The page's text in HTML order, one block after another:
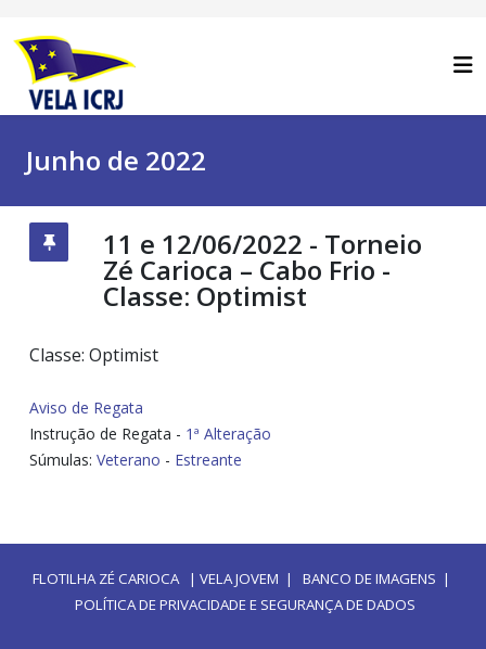
Junho de 2022
11 e 12/06/2022 - Torneio
Zé Carioca – Cabo Frio -
Classe: Optimist
Classe: Optimist
Aviso de Regata
Instrução de Regata - 1ª Alteração
Súmulas: Veterano - Estreante
FLOTILHA ZÉ CARIOCA| VELA JOVEM | BANCO DE IMAGENS |
POLÍTICA DE PRIVACIDADE E SEGURANÇA DE DADOS